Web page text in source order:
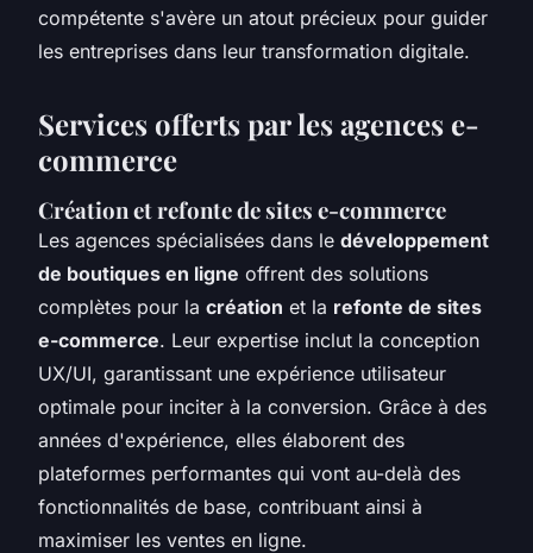
compétente s'avère un atout précieux pour guider
les entreprises dans leur transformation digitale.
Services offerts par les agences e-
commerce
Création et refonte de sites e-commerce
Les agences spécialisées dans le développement
de boutiques en ligne offrent des solutions
complètes pour la création et la refonte de sites
e-commerce. Leur expertise inclut la conception
UX/UI, garantissant une expérience utilisateur
optimale pour inciter à la conversion. Grâce à des
années d'expérience, elles élaborent des
plateformes performantes qui vont au-delà des
fonctionnalités de base, contribuant ainsi à
maximiser les ventes en ligne.